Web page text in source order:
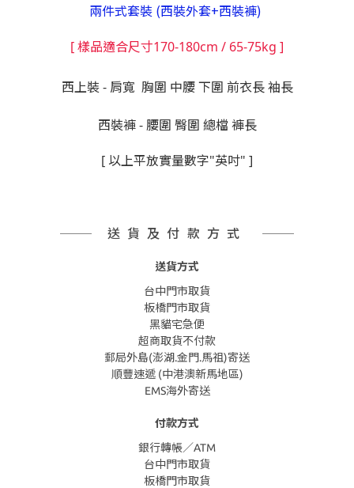
兩件式套裝 (西裝外套+西裝褲)
[ 樣品適合尺寸170-180cm / 65-75kg ]
西上裝 - 肩寬 胸圍 中腰 下圍 前衣長 袖長
西裝褲 - 腰圍 臀圍 總檔 褲長
[ 以上平放實量數字"英吋" ]
送貨及付款方式
送貨方式
台中門市取貨
板橋門市取貨
黑貓宅急便
超商取貨不付款
郵局外島(澎湖.金門.馬祖)寄送
順豐速遞 (中港澳新馬地區)
EMS海外寄送
付款方式
銀行轉帳／ATM
台中門市取貨
板橋門市取貨